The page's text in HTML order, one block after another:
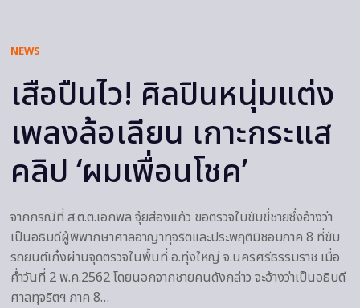
NEWS
เสือปืนไว! ศิลปินหนุ่มแต่ง
เพลงล้อเลียน เกาะกระแส
คลิป ‘ผมเพื่อนโชค’
จากกรณีที่ ส.ต.ต.เอกพล จุ้ยส่องแก้ว ขอตรวจใบขับขี่ชายซึ่งอ้างว่า
เป็นอธิบดีผู้พิพากษาศาลอาญาทุจริตและประพฤติมิชอบภาค 8 ที่ขับ
รถยนต์เก๋งผ่านจุดตรวจในพื้นที่ อ.ทุ่งใหญ่ จ.นครศรีธรรมราช เมื่อ
ค่ำวันที่ 2 พ.ค.2562 โดยนอกจากชายคนดังกล่าว จะอ้างว่าเป็นอธิบดี
ศาลทุจริตฯ ภาค 8…